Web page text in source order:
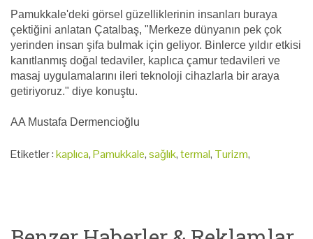
Pamukkale'deki görsel güzelliklerinin insanları buraya
çektiğini anlatan Çatalbaş, "Merkeze dünyanın pek çok
yerinden insan şifa bulmak için geliyor. Binlerce yıldır etkisi
kanıtlanmış doğal tedaviler, kaplıca çamur tedavileri ve
masaj uygulamalarını ileri teknoloji cihazlarla bir araya
getiriyoruz." diye konuştu.
AA Mustafa Dermencioğlu
Etiketler :kaplıca,Pamukkale,sağlık,termal, Turizm,